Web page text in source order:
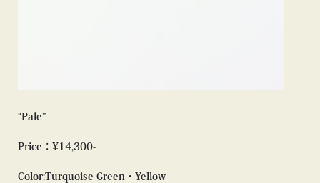
“Pale”
Price：¥14,300-
Color:Turquoise Green・Yellow